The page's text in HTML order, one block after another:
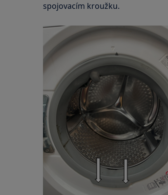
spojovacím kroužku.